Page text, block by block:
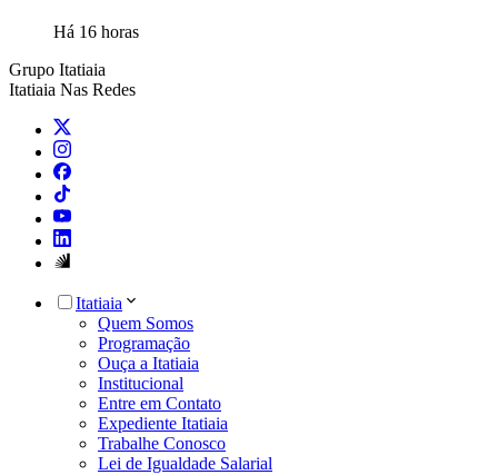
Há 16 horas
Grupo Itatiaia
Itatiaia Nas Redes
Itatiaia
Quem Somos
Programação
Ouça a Itatiaia
Institucional
Entre em Contato
Expediente Itatiaia
Trabalhe Conosco
Lei de Igualdade Salarial